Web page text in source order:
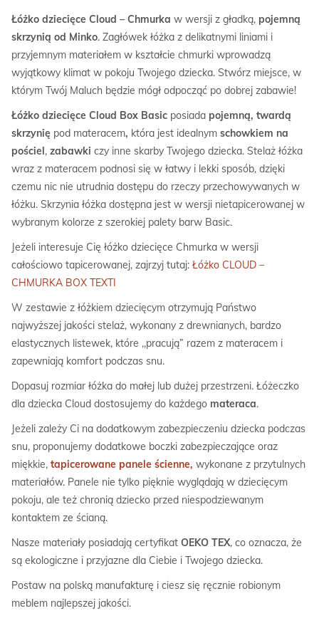
Łóżko dziecięce Cloud – Chmurka w wersji z gładką, pojemną
skrzynią od Minko. Zagłówek łóżka z delikatnymi liniami i
przyjemnym materiałem w kształcie chmurki wprowadzą
wyjątkowy klimat w pokoju Twojego dziecka. Stwórz miejsce, w
którym Twój Maluch będzie mógł odpocząć po dobrej zabawie!
Łóżko dziecięce Cloud Box Basic posiada pojemną, twardą
skrzynię pod materacem, która jest idealnym schowkiem na
pościel, zabawki czy inne skarby Twojego dziecka. Stelaż łóżka
wraz z materacem podnosi się w łatwy i lekki sposób, dzięki
czemu nic nie utrudnia dostępu do rzeczy przechowywanych w
łóżku. Skrzynia łóżka dostępna jest w wersji nietapicerowanej w
wybranym kolorze z szerokiej palety barw Basic.
Jeżeli interesuje Cię łóżko dziecięce Chmurka w wersji
całościowo tapicerowanej, zajrzyj tutaj: Łóżko CLOUD –
CHMURKA BOX TEXTI
W zestawie z łóżkiem dziecięcym otrzymują Państwo
najwyższej jakości stelaż, wykonany z drewnianych, bardzo
elastycznych listewek, które ,,pracują” razem z materacem i
zapewniają komfort podczas snu.
Dopasuj rozmiar łóżka do małej lub dużej przestrzeni. Łóżeczko
dla dziecka Cloud dostosujemy do każdego materaca.
Jeżeli zależy Ci na dodatkowym zabezpieczeniu dziecka podczas
snu, proponujemy dodatkowe boczki zabezpieczające oraz
miękkie, tapicerowane panele ścienne, wykonane z przytulnych
materiałów. Panele nie tylko pięknie wyglądają w dziecięcym
pokoju, ale też chronią dziecko przed niespodziewanym
kontaktem ze ścianą.
Nasze materiały posiadają certyfikat OEKO TEX, co oznacza, że
są ekologiczne i przyjazne dla Ciebie i Twojego dziecka.
Postaw na polską manufakturę i ciesz się ręcznie robionym
meblem najlepszej jakości.